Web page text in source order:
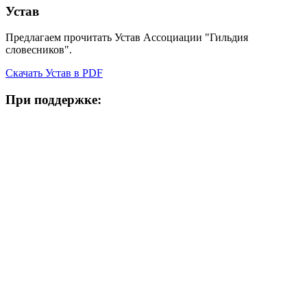
Устав
Предлагаем прочитать Устав Ассоциации "Гильдия
словесников".
Скачать Устав в PDF
При поддержке: